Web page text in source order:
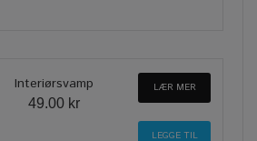
Interiørsvamp
49.00 kr
LÆR MER